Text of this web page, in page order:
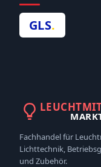
GLS.
Fachhandel für
Lichttechnik,
und Zubehör.